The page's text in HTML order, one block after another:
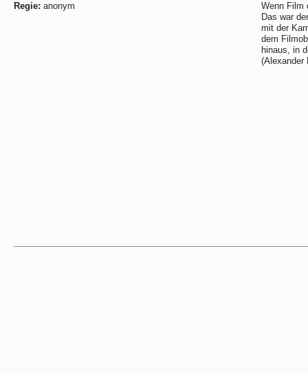
Regie: anonym
Wenn Film
Das war
mit der
dem
hinaus, in
(Alexander